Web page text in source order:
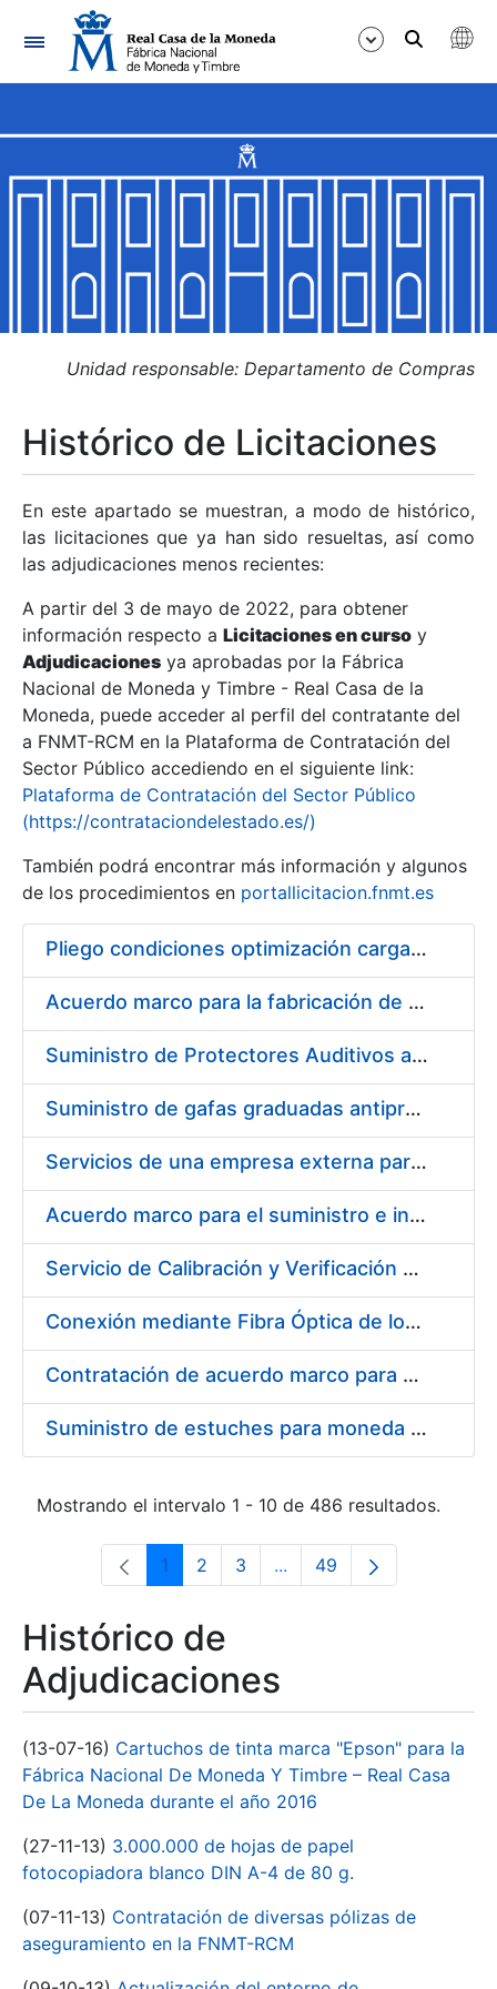
Navegación
Mostrar/Ocultar
Mostrar/Ocultar
Mostrar/Ocultar
Mostrar/Ocultar
Mostrar/Ocultar
Mostrar/Ocultar
Unidad responsable: Departamento de Compras
Histórico de Licitaciones
En este apartado se muestran, a modo de histórico,
las licitaciones que ya han sido resueltas, así como
las adjudicaciones menos recientes:
A partir del 3 de mayo de 2022, para obtener
información respecto a Licitaciones en curso y
Adjudicaciones ya aprobadas por la Fábrica
Nacional de Moneda y Timbre - Real Casa de la
Moneda, puede acceder al perfil del contratante del
a FNMT-RCM en la Plataforma de Contratación del
Sector Público accediendo en el siguiente link:
Plataforma de Contratación del Sector Público
(https://contrataciondelestado.es/)
También podrá encontrar más información y algunos
de los procedimientos en portallicitacion.fnmt.es
Pliego condiciones optimización cargas compras firmado
Acuerdo marco para la fabricación de piezas
Suministro de Protectores Auditivos a medida para las personas trabajadoras de los Centros de Trabajo de Madrid y Burgos
Suministro de gafas graduadas antiproyecciones para los trabajadores de la FNMT-RCM en los centros de trabajo de Madrid y Burgos
Servicios de una empresa externa para el asesoramiento y resolución de los recursos de alzada que se presentan relacionados con procesos de selección para la FNMT-RCM
Acuerdo marco para el suministro e instalación de persianas, estores y otros complementos
Servicio de Calibración y Verificación Externa de los Equipos de Medición del Servicio de Prevención de la FNMT-RCM
Conexión mediante Fibra Óptica de los Centros de Proceso de Datos (CPDs) de las sedes de la FNMT-RCM de Burgos y Madrid
Contratación de acuerdo marco para el Suministro de Material de Electricidad para la Fábrica Nacional de Moneda y Timbre-Real Casa de la Moneda en su centro de trabajo de Burgos
Suministro de estuches para moneda de 30 €
Mostrando el intervalo 1 - 10 de 486 resultados.
Página
1 Página
2 Página
3 ...Páginas intermedias Use
Página
49
Histórico de
Adjudicaciones
(13-07-16) Cartuchos de tinta marca "Epson" para la
Fábrica Nacional De Moneda Y Timbre – Real Casa
De La Moneda durante el año 2016
(27-11-13) 3.000.000 de hojas de papel
fotocopiadora blanco DIN A-4 de 80 g.
(07-11-13) Contratación de diversas pólizas de
aseguramiento en la FNMT-RCM